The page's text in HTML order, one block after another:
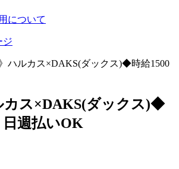
について
ジ
》ハルカス×DAKS(ダックス)◆時給1500
カス×DAKS(ダックス)◆
日週払いOK